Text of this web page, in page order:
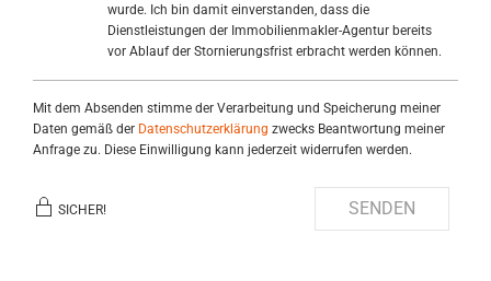
wurde. Ich bin damit einverstanden, dass die
Dienstleistungen der Immobilienmakler-Agentur bereits
vor Ablauf der Stornierungsfrist erbracht werden können.
Mit dem Absenden stimme der Verarbeitung und Speicherung meiner
Daten gemäß der Datenschutzerklärung zwecks Beantwortung meiner
Anfrage zu. Diese Einwilligung kann jederzeit widerrufen werden.
SICHER! SENDEN